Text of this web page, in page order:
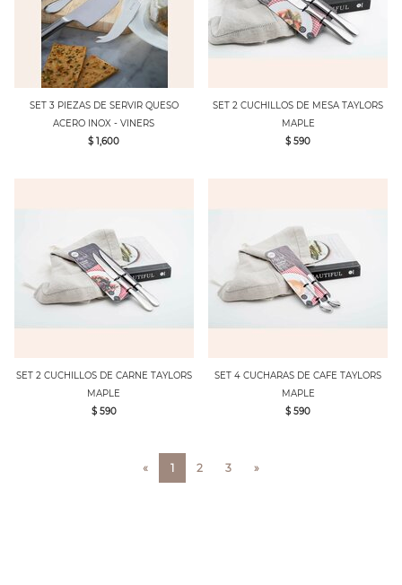
SET 3 PIEZAS DE SERVIR QUESO
ACERO INOX - VINERS
$ 1,600
SET 2 CUCHILLOS DE MESA TAYLORS
MAPLE
$ 590
SET 2 CUCHILLOS DE CARNE TAYLORS
MAPLE
$ 590
SET 4 CUCHARAS DE CAFE TAYLORS
MAPLE
$ 590
« 1 2 3 »